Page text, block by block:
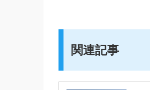
関連記事